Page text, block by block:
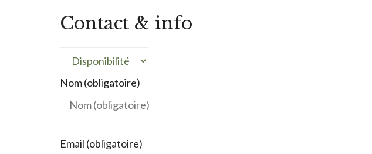
Contact & info
Nom (obligatoire)
Email (obligatoire)